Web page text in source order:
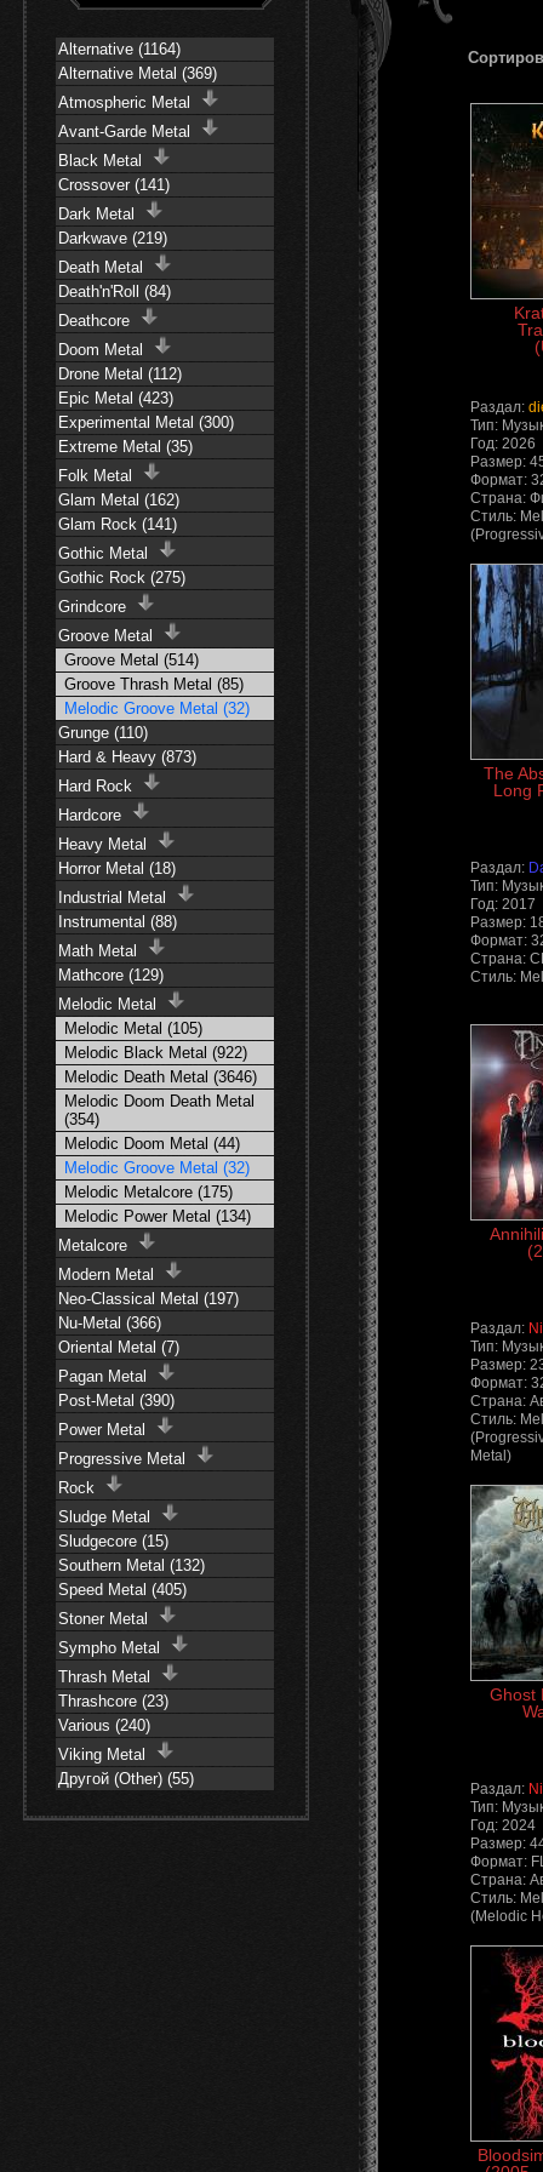
Alternative (1164)
Alternative Metal (369)
Atmospheric Metal
Avant-Garde Metal
Black Metal
Crossover (141)
Dark Metal
Darkwave (219)
Death Metal
Death'n'Roll (84)
Deathcore
Doom Metal
Drone Metal (112)
Epic Metal (423)
Experimental Metal (300)
Extreme Metal (35)
Folk Metal
Glam Metal (162)
Glam Rock (141)
Gothic Metal
Gothic Rock (275)
Grindcore
Groove Metal
Groove Metal (514)
Groove Thrash Metal (85)
Melodic Groove Metal (32)
Grunge (110)
Hard & Heavy (873)
Hard Rock
Hardcore
Heavy Metal
Horror Metal (18)
Industrial Metal
Instrumental (88)
Math Metal
Mathcore (129)
Melodic Metal
Melodic Metal (105)
Melodic Black Metal (922)
Melodic Death Metal (3646)
Melodic Doom Death Metal
(354)
Melodic Doom Metal (44)
Melodic Groove Metal (32)
Melodic Metalcore (175)
Melodic Power Metal (134)
Metalcore
Modern Metal
Neo-Classical Metal (197)
Nu-Metal (366)
Oriental Metal (7)
Pagan Metal
Post-Metal (390)
Power Metal
Progressive Metal
Rock
Sludge Metal
Sludgecore (15)
Southern Metal (132)
Speed Metal (405)
Stoner Metal
Sympho Metal
Thrash Metal
Thrashcore (23)
Various (240)
Viking Metal
Другой (Other) (55)
Раздал:
Тип:
Год: 2026
Размер:
Формат:
Страна:
Стиль:
The
Long
Раздал:
Тип:
Год: 2017
Размер:
Формат:
Страна:
Стиль:
Раздал:
Тип:
Размер:
Формат:
Страна:
Стиль:
Metal)
Ghost
Раздал:
Тип:
Год: 2024
Размер:
Формат:
Страна:
Стиль:
(Melodic